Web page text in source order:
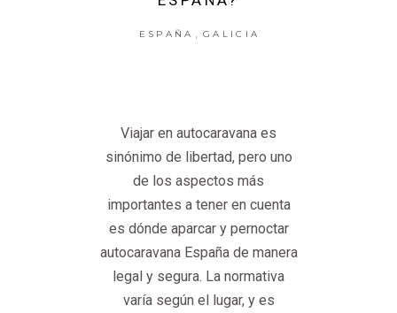
ESPAÑA GALICIA
Viajar en autocaravana es
sinónimo de libertad, pero uno
de los aspectos más
importantes a tener en cuenta
es dónde aparcar y pernoctar
autocaravana España de manera
legal y segura. La normativa
varía según el lugar, y es